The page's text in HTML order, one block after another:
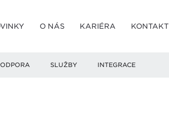
O NÁS KARIÉRA KONTAKT
SLUŽBY INTEGRACE